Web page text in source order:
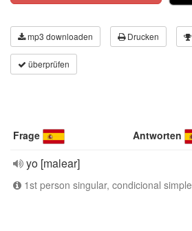
mp3 downloaden Drucken
überprüfen
Frage Antworten
yo [malear]
1st person singular, condicional simple